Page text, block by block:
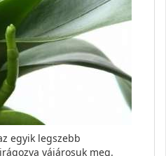
egyik legszebb
vájárosuk meg.